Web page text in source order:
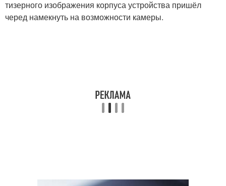
тизерного изображения корпуса устройства пришёл
черед намекнуть на возможности камеры.